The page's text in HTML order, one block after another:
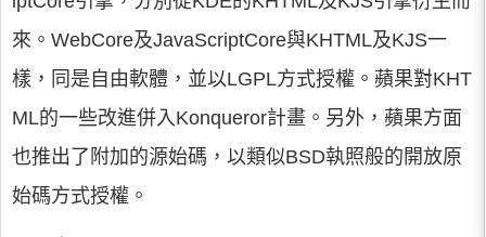
來。WebCore及JavaScriptCore與KHTML及KJS一
樣，同是自由軟體，並以LGPL方式授權。蘋果對KHT
ML的一些改進併入Konqueror計畫。另外，蘋果方面
也推出了附加的源始碼，以類似BSD執照般的開放原
始碼方式授權。